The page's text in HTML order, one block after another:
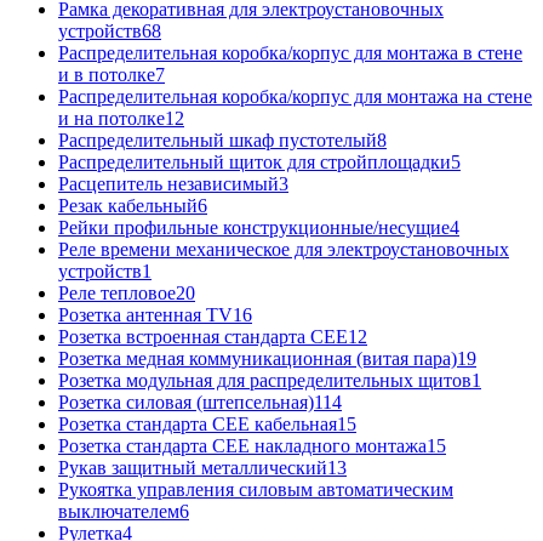
Рамка декоративная для электроустановочных
устройств68
Распределительная коробка/корпус для монтажа в стене
и в потолке7
Распределительная коробка/корпус для монтажа на стене
и на потолке12
Распределительный шкаф пустотелый8
Распределительный щиток для стройплощадки5
Расцепитель независимый3
Резак кабельный6
Рейки профильные конструкционные/несущие4
Реле времени механическое для электроустановочных
устройств1
Реле тепловое20
Розетка антенная TV16
Розетка встроенная стандарта CEE12
Розетка медная коммуникационная (витая пара)19
Розетка модульная для распределительных щитов1
Розетка силовая (штепсельная)114
Розетка стандарта СЕЕ кабельная15
Розетка стандарта СЕЕ накладного монтажа15
Рукав защитный металлический13
Рукоятка управления силовым автоматическим
выключателем6
Рулетка4